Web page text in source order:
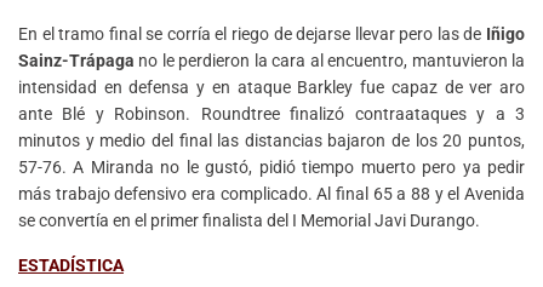
En el tramo final se corría el riego de dejarse llevar pero las de Iñigo
Sainz-Trápaga no le perdieron la cara al encuentro, mantuvieron la
intensidad en defensa y en ataque Barkley fue capaz de ver aro
ante Blé y Robinson. Roundtree finalizó contraataques y a 3
minutos y medio del final las distancias bajaron de los 20 puntos,
57-76. A Miranda no le gustó, pidió tiempo muerto pero ya pedir
más trabajo defensivo era complicado. Al final 65 a 88 y el Avenida
se convertía en el primer finalista del I Memorial Javi Durango.
ESTADÍSTICA